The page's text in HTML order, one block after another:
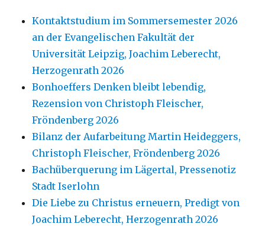
Kontaktstudium im Sommersemester 2026
an der Evangelischen Fakultät der
Universität Leipzig, Joachim Leberecht,
Herzogenrath 2026
Bonhoeffers Denken bleibt lebendig,
Rezension von Christoph Fleischer,
Fröndenberg 2026
Bilanz der Aufarbeitung Martin Heideggers,
Christoph Fleischer, Fröndenberg 2026
Bachüberquerung im Lägertal, Pressenotiz
Stadt Iserlohn
Die Liebe zu Christus erneuern, Predigt von
Joachim Leberecht, Herzogenrath 2026